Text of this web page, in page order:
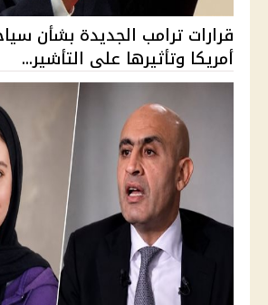
قرارات ترامب الجديدة بشأن
أمريكا وتأثيرها على التأشير...